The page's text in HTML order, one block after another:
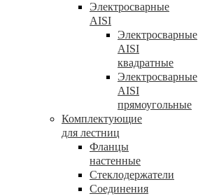
Электросварные
AISI
Электросварные
AISI
квадратные
Электросварные
AISI
прямоугольные
Комплектующие
для лестниц
Фланцы
настенные
Стеклодержатели
Соединения